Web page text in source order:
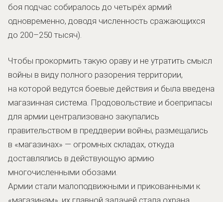
боя подчас собиралось до четырёх армий
одновременно, доводя численность сражающихся
до 200–250 тысяч).
Чтобы прокормить такую ораву и не утратить смысл
войны в виду полного разорения территории,
на которой ведутся боевые действия и была введена
магазинная система. Продовольствие и боеприпасы
для армии централизовано закупались
правительством в преддверии войны, размещались
в «магазинах» — огромных складах, откуда
доставлялись в действующую армию
многочисленными обозами.
Армии стали малоподвижными и прикованными к
«магазинам», их главной задачей стала охрана